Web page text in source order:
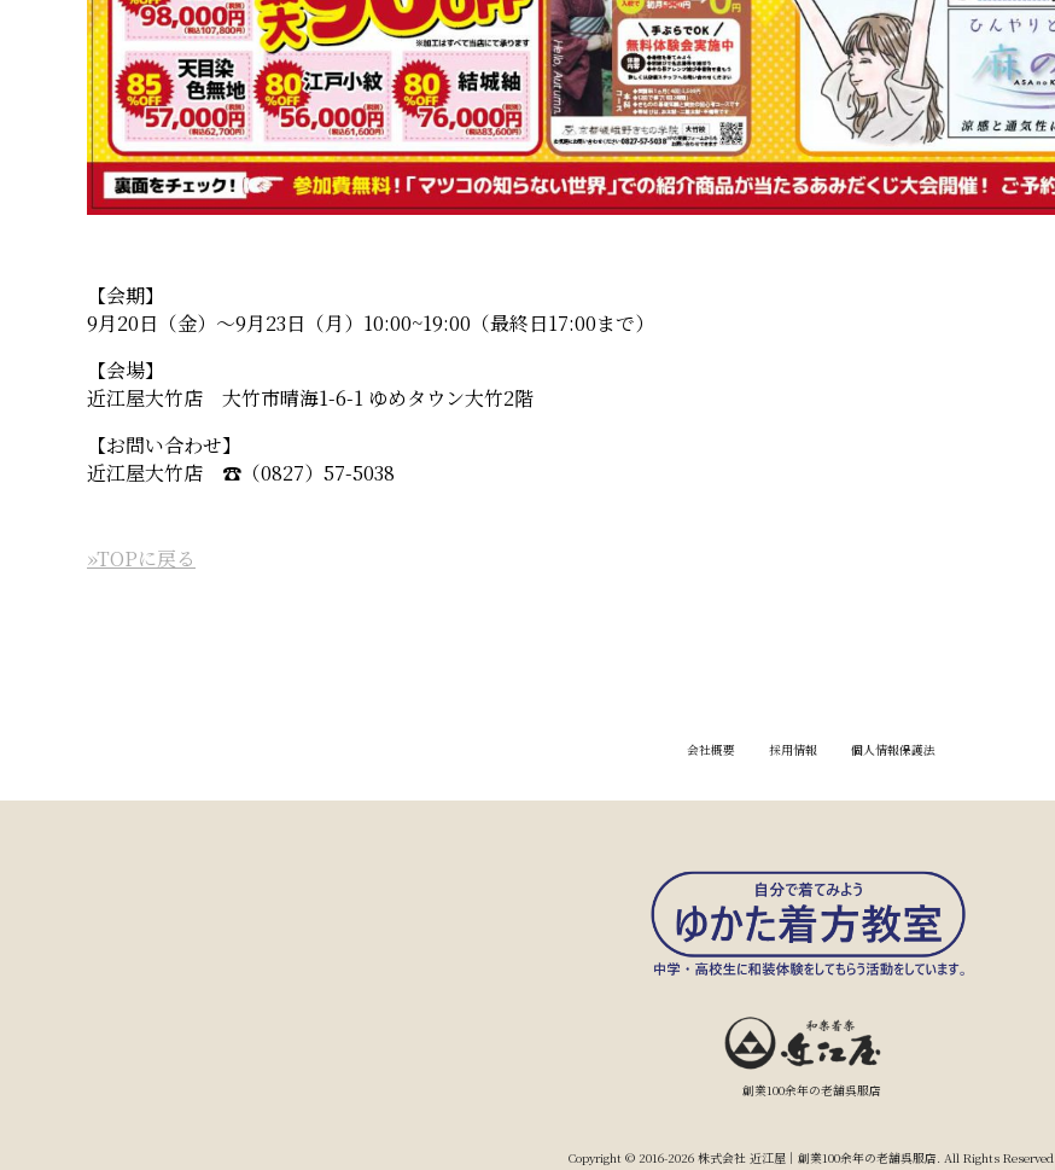
【会期】
9月20日（金）〜9月23日（月）10:00~19:00（最終日17:00まで）
【会場】
近江屋大竹店 大竹市晴海1-6-1 ゆめタウン大竹2階
【お問い合わせ】
近江屋大竹店 ☎︎（0827）57-5038
»TOPに戻る
会社概要 採用情報 個人情報保護法
創業100余年の老舗呉服店
Copyright © 2016-2026 株式会社 近江屋｜創業100余年の老舗呉服店. All Rights Reserved